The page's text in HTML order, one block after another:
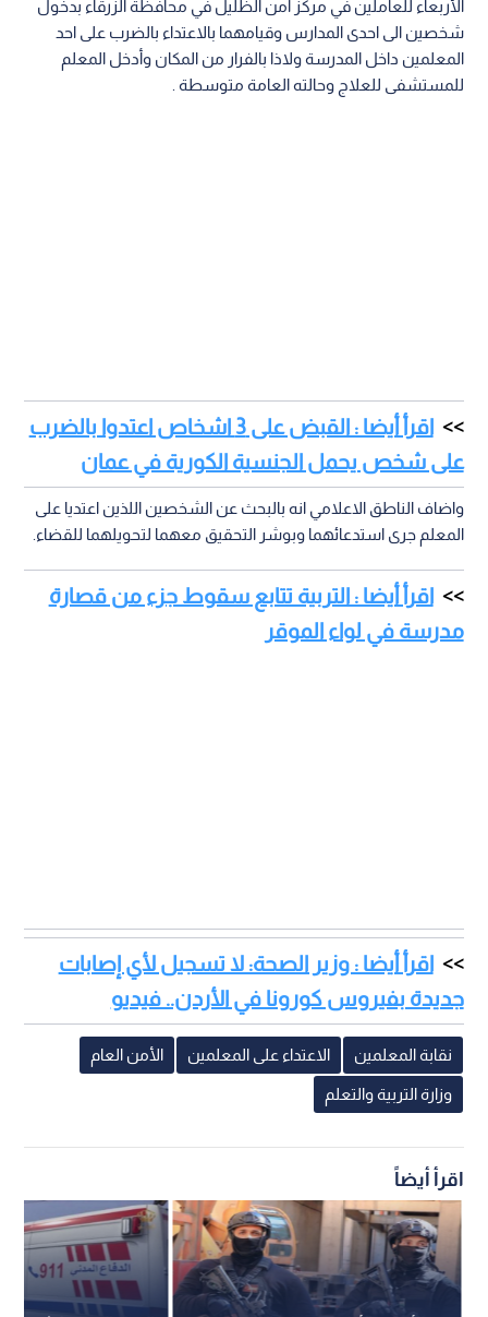
الأربعاء للعاملين في مركز امن الظليل في محافظة الزرقاء بدخول
شخصين الى احدى المدارس وقيامهما بالاعتداء بالضرب على احد
المعلمين داخل المدرسة ولاذا بالفرار من المكان وأدخل المعلم
للمستشفى للعلاج وحالته العامة متوسطة .
اقرأ أيضا : القبض على 3 اشخاص اعتدوا بالضرب
على شخص يحمل الجنسية الكورية في عمان
واضاف الناطق الاعلامي انه بالبحث عن الشخصين اللذين اعتديا على
المعلم جرى استدعائهما وبوشر التحقيق معهما لتحويلهما للقضاء.
اقرأ أيضا : التربية تتابع سقوط جزء من قصارة
مدرسة في لواء الموقر
اقرأ أيضا : وزير الصحة: لا تسجيل لأي إصابات
جديدة بفيروس كورونا في الأردن.. فيديو
نقابة المعلمين الاعتداء على المعلمين الأمن العام
وزارة التربية والتعلم
اقرأ أيضاً